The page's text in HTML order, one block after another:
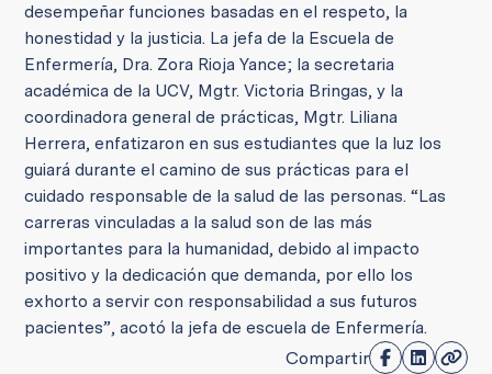
desempeñar funciones basadas en el respeto, la
honestidad y la justicia. La jefa de la Escuela de
Enfermería, Dra. Zora Rioja Yance; la secretaria
académica de la UCV, Mgtr. Victoria Bringas, y la
coordinadora general de prácticas, Mgtr. Liliana
Herrera, enfatizaron en sus estudiantes que la luz los
guiará durante el camino de sus prácticas para el
cuidado responsable de la salud de las personas. “Las
carreras vinculadas a la salud son de las más
importantes para la humanidad, debido al impacto
positivo y la dedicación que demanda, por ello los
exhorto a servir con responsabilidad a sus futuros
pacientes”, acotó la jefa de escuela de Enfermería.
Compartir